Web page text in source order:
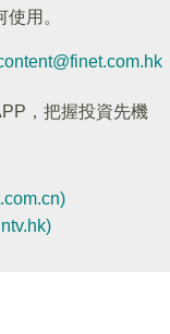
用。
，把握投資先機